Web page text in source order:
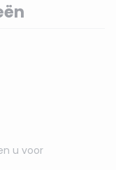
u voor